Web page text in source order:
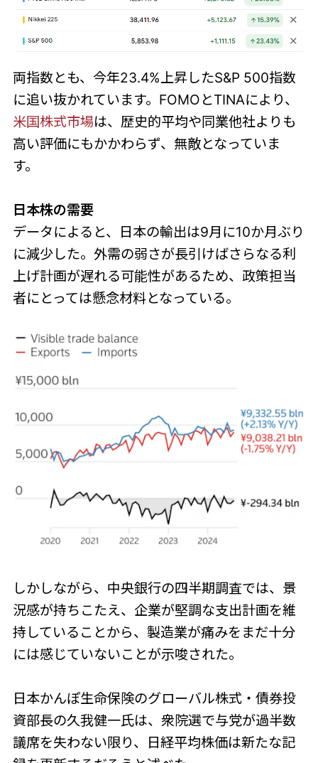
両指数とも、今年23.4%上昇したS&P 500指数
に追い抜かれています。FOMOとTINAにより、
米国株式市場は、歴史的平均や同業他社よりも
高い評価にもかかわらず、無敵となっていま
す。
日本株の需要
データによると、日本の輸出は9月に10か月ぶり
に減少した。外需の弱さが長引けばさらなる利
上げ計画が遅れる可能性があるため、政策担当
者にとっては懸念材料となっている。
しかしながら、中央銀行の四半期調査では、景
況感が持ちこたえ、企業が堅調な支出計画を維
持していることから、製造業が痛みをまだ十分
には感じていないことが示唆された。
日本かんぽ生命保険のグローバル株式・債券投
資部長の久我健一氏は、衆院選で与党が過半数
議席を失わない限り、日経平均株価は新たな記